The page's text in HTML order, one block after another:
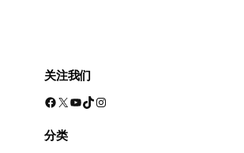
关注我们
Facebook X YouTube TikTok Instagram
分类